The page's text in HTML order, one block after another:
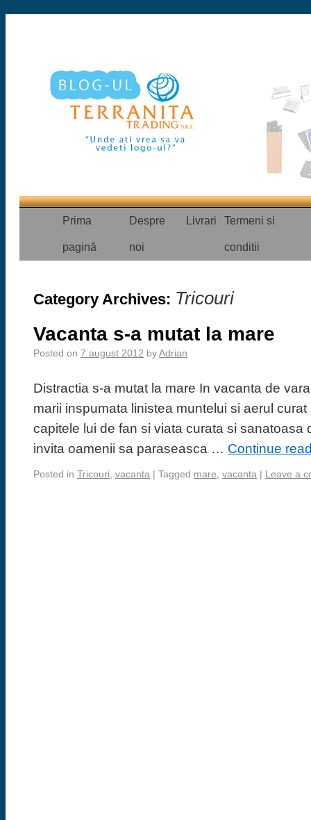
Prima
pagină
Despre
noi
Livrari Termeni si
conditii
Category Archives: Tricouri
Vacanta s-a mutat la mare
Posted on 7 august 2012 byAdrian
Distractia s-a mutat la mare In vacanta de
marii inspumata linistea muntelui si aerul
capitele lui de fan si viata curata si sanatoasa
invita oamenii sa paraseasca … Continue
Posted in Tricouri vacanta | Tagged mare vacanta | Leave a